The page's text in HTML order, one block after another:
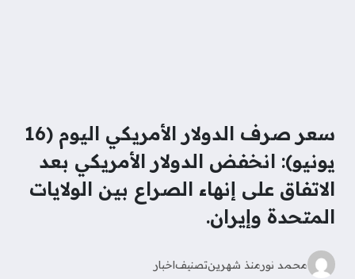
سعر صرف الدولار الأمريكي اليوم (16
يونيو): انخفض الدولار الأمريكي بعد
الاتفاق على إنهاء الصراع بين الولايات
المتحدة وإيران.
محمد نورمنذ شهرينتصنيفاخبار